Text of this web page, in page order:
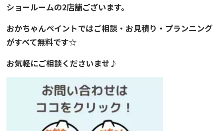
ショールームの2店舗ございます。
おかちゃんペイントではご相談・お見積り・プランニング
がすべて無料です☆
お気軽にご相談くださいませ♪